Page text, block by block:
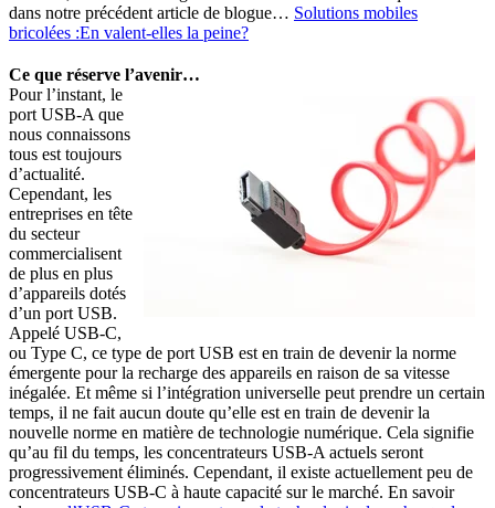
dans notre précédent article de blogue… Solutions mobiles
bricolées :En valent-elles la peine?
Ce que réserve l’avenir…
Pour l’instant, le
port USB-A que
nous connaissons
tous est toujours
d’actualité.
Cependant, les
entreprises en tête
du secteur
commercialisent
de plus en plus
d’appareils dotés
d’un port USB.
Appelé USB-C,
ou Type C, ce type de port USB est en train de devenir la norme
émergente pour la recharge des appareils en raison de sa vitesse
inégalée. Et même si l’intégration universelle peut prendre un certain
temps, il ne fait aucun doute qu’elle est en train de devenir la
nouvelle norme en matière de technologie numérique. Cela signifie
qu’au fil du temps, les concentrateurs USB-A actuels seront
progressivement éliminés. Cependant, il existe actuellement peu de
concentrateurs USB-C à haute capacité sur le marché. En savoir